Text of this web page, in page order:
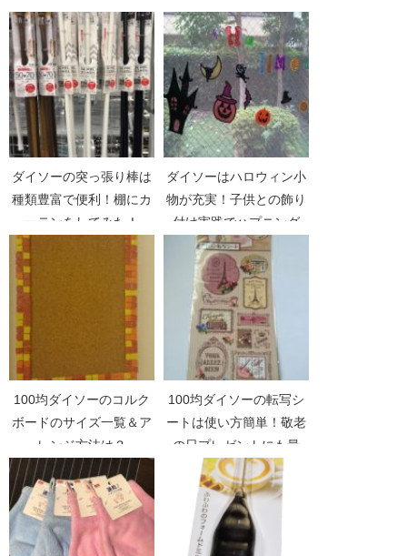
ダイソーの突っ張り棒は
種類豊富で便利！棚にカ
ーテンをしてみた！
ダイソーはハロウィン小
物が充実！子供との飾り
付け実践でハプニング
が！
100均ダイソーのコルク
ボードのサイズ一覧＆ア
レンジ方法は？
100均ダイソーの転写シ
ートは使い方簡単！敬老
の日プレゼントにも最
適！